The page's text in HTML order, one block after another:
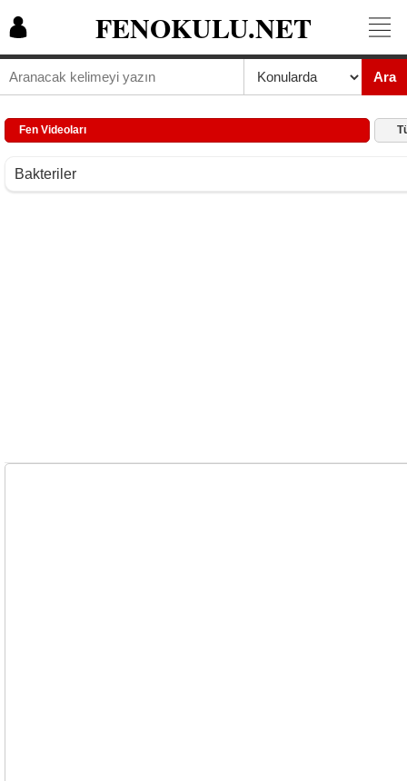
FENOKULU.NET
Ara
Fen Videoları
Bakteriler